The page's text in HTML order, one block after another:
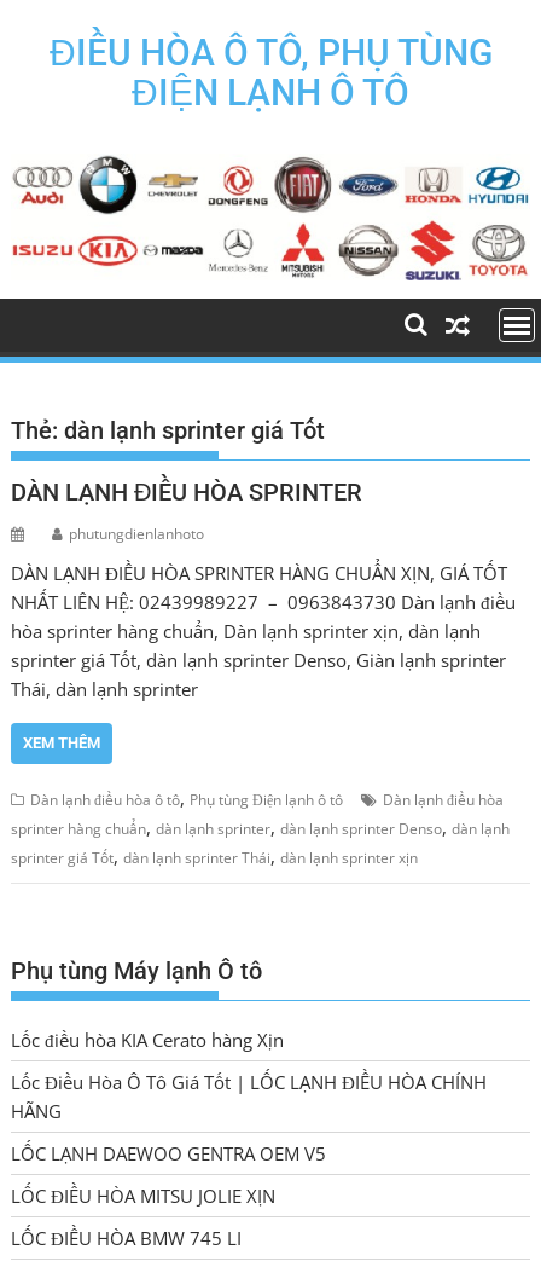
contentĐIỀU HÒA Ô TÔ, PHỤ TÙNG
ĐIỆN LẠNH Ô TÔ
Thẻ:dàn lạnh sprinter giá Tốt
DÀN LẠNH ĐIỀU HÒA SPRINTER
phutungdienlanhoto
DÀN LẠNH ĐIỀU HÒA SPRINTER HÀNG CHUẨN XỊN, GIÁ TỐT
NHẤT LIÊN HỆ: 02439989227 – 0963843730 Dàn lạnh điều
hòa sprinter hàng chuẩn, Dàn lạnh sprinter xịn, dàn lạnh
sprinter giá Tốt, dàn lạnh sprinter Denso, Giàn lạnh sprinter
Thái, dàn lạnh sprinter
XEM THÊM
Dàn lạnh điều hòa ô tô, Phụ tùng Điện lạnh ô tô
Dàn lạnh điều hòa
sprinter hàng chuẩn,dàn lạnh sprinter,dàn lạnh sprinter Denso,dàn lạnh
sprinter giá Tốt,dàn lạnh sprinter Thái,dàn lạnh sprinter xịn
Phụ tùng Máy lạnh Ô tô
Lốc điều hòa KIA Cerato hàng Xịn
Lốc Điều Hòa Ô Tô Giá Tốt | LỐC LẠNH ĐIỀU HÒA CHÍNH
HÃNG
LỐC LẠNH DAEWOO GENTRA OEM V5
LỐC ĐIỀU HÒA MITSU JOLIE XỊN
LỐC ĐIỀU HÒA BMW 745 LI